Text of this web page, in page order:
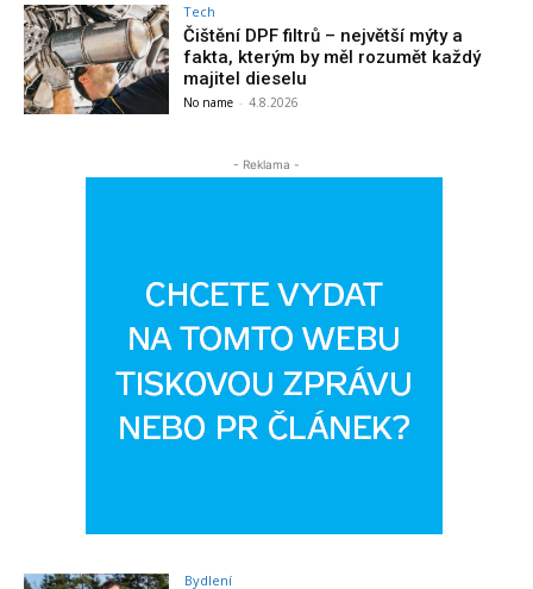
Tech
Čištění DPF filtrů – největší mýty a
fakta, kterým by měl rozumět každý
majitel dieselu
No name - 4.8.2026
- Reklama -
Bydlení